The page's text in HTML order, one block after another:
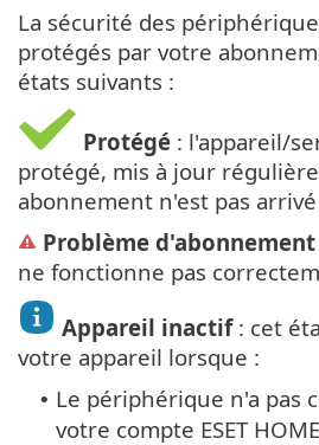
La sécurité des
protégés par votre
états suivants :
Protégé : l'appareil/
protégé, mis à jour
abonnement n'est pas
Problème d'abonnement
ne fonctionne pas
Appareil inactif: cet
votre appareil lorsque :
• Le périphérique n'a pas
votre compte ESET